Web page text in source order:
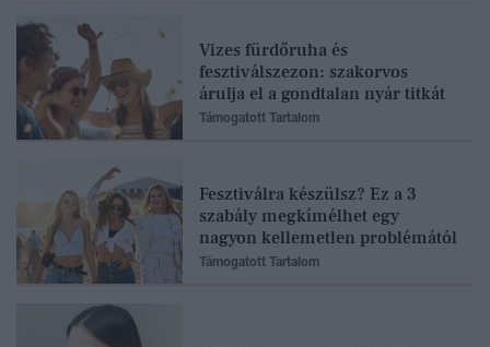
Vizes fürdőruha és
fesztiválszezon: szakorvos
árulja el a gondtalan nyár titkát
Támogatott Tartalom
Fesztiválra készülsz? Ez a 3
szabály megkímélhet egy
nagyon kellemetlen problémától
Támogatott Tartalom